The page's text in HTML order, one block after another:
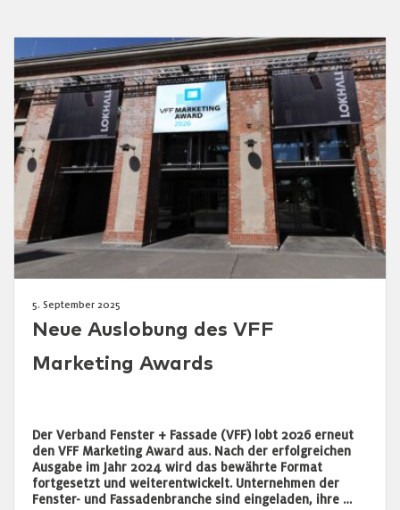
5. September 2025
Neue Auslobung des VFF
Marketing Awards
Der Verband Fenster + Fassade (VFF) lobt 2026 erneut
den VFF Marketing Award aus. Nach der erfolgreichen
Ausgabe im Jahr 2024 wird das bewährte Format
fortgesetzt und weiterentwickelt. Unternehmen der
Fenster- und Fassadenbranche sind eingeladen, ihre …